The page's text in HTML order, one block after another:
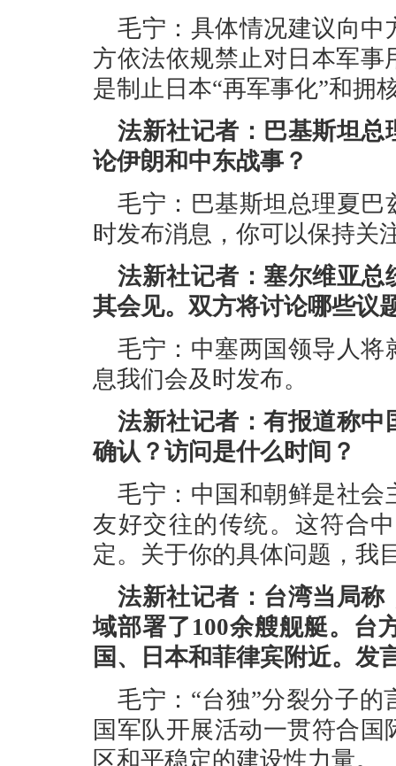
毛宁：具体情况建议向中
方依法依规禁止对日本军
是制止日本“再军事化”和拥
法新社记者：巴基斯坦总
论伊朗和中东战事？
毛宁：巴基斯坦总理夏巴
时发布消息，你可以保持关
法新社记者：塞尔维亚总
其会见。双方将讨论哪些议
毛宁：中塞两国领导人将
息我们会及时发布。
法新社记者：有报道称中
确认？访问是什么时间？
毛宁：中国和朝鲜是社会
友好交往的传统。这符合
定。关于你的具体问题，我
法新社记者：台湾当局称
域部署了100余艘舰艇。台
国、日本和菲律宾附近。发
毛宁：“台独”分裂分子
国军队开展活动一贯符合
区和平稳定的建设性力量。